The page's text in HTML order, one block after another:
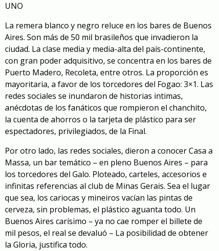
UNO
La remera blanco y negro reluce en los bares de Buenos
Aires. Son más de 50 mil brasileños que invadieron la
ciudad. La clase media y media-alta del país-continente,
con gran poder adquisitivo, se concentra en los bares de
Puerto Madero, Recoleta, entre otros. La proporción es
mayoritaria, a favor de los torcedores del Fogao: 3×1. Las
redes sociales se inundaron de historias intimas,
anécdotas de los fanáticos que rompieron el chanchito,
la cuenta de ahorros o la tarjeta de plástico para ser
espectadores, privilegiados, de la Final.
Por otro lado, las redes sociales, dieron a conocer Casa a
Massa, un bar temático – en pleno Buenos Aires – para
los torcedores del Galo. Ploteado, carteles, accesorios e
infinitas referencias al club de Minas Gerais. Sea el lugar
que sea, los cariocas y mineiros vacían las pintas de
cerveza, sin problemas, el plástico aguanta todo. Un
Buenos Aires carísimo – ya no cae romper el billete de
mil pesos, el real se devaluó – La posibilidad de obtener
la Gloria, justifica todo.